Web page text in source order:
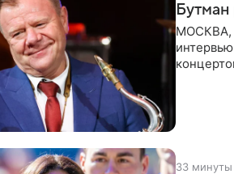
МОСКВА,
33 минуты